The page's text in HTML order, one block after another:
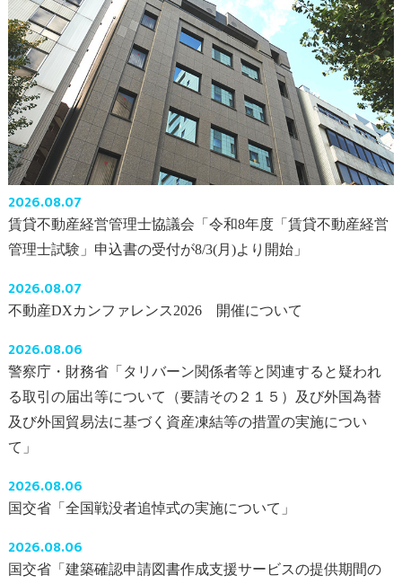
2026.08.07
賃貸不動産経営管理士協議会「令和8年度「賃貸不動産経営
管理士試験」申込書の受付が8/3(月)より開始」
2026.08.07
不動産DXカンファレンス2026 開催について
2026.08.06
警察庁・財務省「タリバーン関係者等と関連すると疑われ
る取引の届出等について（要請その２１５）及び外国為替
及び外国貿易法に基づく資産凍結等の措置の実施につい
て」
2026.08.06
国交省「全国戦没者追悼式の実施について」
2026.08.06
国交省「建築確認申請図書作成支援サービスの提供期間の